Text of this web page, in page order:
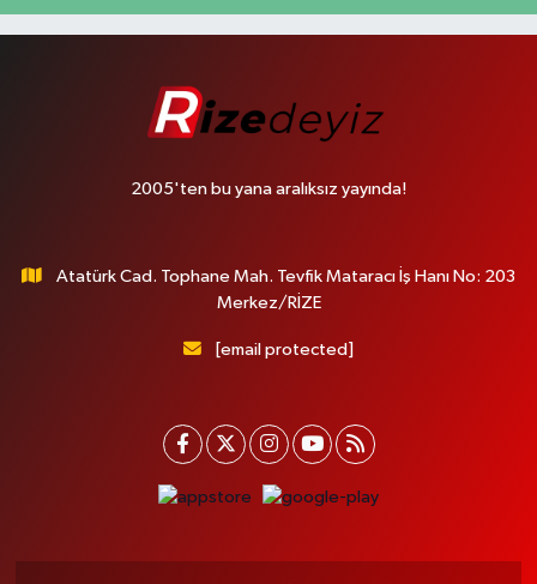
2005'ten bu yana aralıksız yayında!
Atatürk Cad. Tophane Mah. Tevfik Mataracı İş Hanı No: 203
Merkez/RİZE
[email protected]